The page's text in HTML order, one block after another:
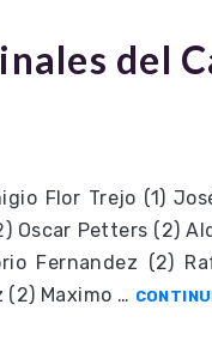
del
Flor Trejo (1)
Oscar Petters (2)
Fernandez (2)
(2) Maximo …